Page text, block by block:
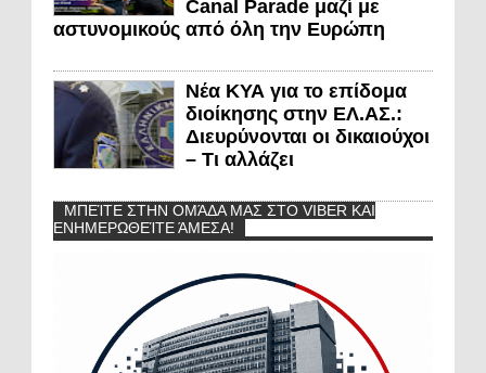
Canal Parade μαζί με
αστυνομικούς από όλη την Ευρώπη
Νέα ΚΥΑ για το επίδομα
διοίκησης στην ΕΛ.ΑΣ.:
Διευρύνονται οι δικαιούχοι
– Τι αλλάζει
ΜΠΕΊΤΕ ΣΤΗΝ ΟΜΆΔΑ ΜΑΣ ΣΤΟ VIBER ΚΑΙ
ΕΝΗΜΕΡΩΘΕΊΤΕ ΆΜΕΣΑ!